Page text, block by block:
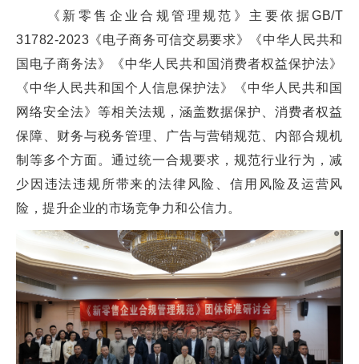
《新零售企业合规管理规范》主要依据GB/T
31782-2023《电子商务可信交易要求》《中华人民共和
国电子商务法》《中华人民共和国消费者权益保护法》
《中华人民共和国个人信息保护法》《中华人民共和国
网络安全法》等相关法规，涵盖数据保护、消费者权益
保障、财务与税务管理、广告与营销规范、内部合规机
制等多个方面。通过统一合规要求，规范行业行为，减
少因违法违规所带来的法律风险、信用风险及运营风
险，提升企业的市场竞争力和公信力。